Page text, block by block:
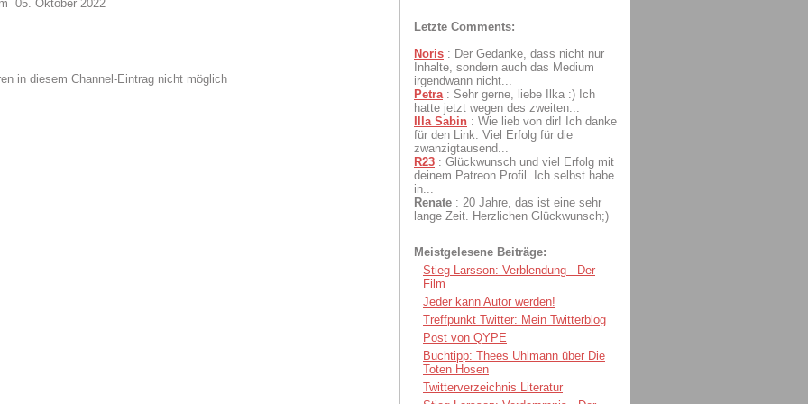
05. Oktober 2022
in diesem Channel-Eintrag nicht möglich
Letzte Comments:
Noris : Der Gedanke, dass nicht nur
Inhalte, sondern auch das Medium
irgendwann nicht...
Petra : Sehr gerne, liebe Ilka :) Ich
hatte jetzt wegen des zweiten...
Illa Sabin : Wie lieb von dir! Ich danke
für den Link. Viel Erfolg für die
zwanzigtausend...
R23 : Glückwunsch und viel Erfolg mit
deinem Patreon Profil. Ich selbst habe
in...
Renate : 20 Jahre, das ist eine sehr
lange Zeit. Herzlichen Glückwunsch;)
Meistgelesene Beiträge:
Stieg Larsson: Verblendung - Der
Film
Jeder kann Autor werden!
Treffpunkt Twitter: Mein Twitterblog
Post von QYPE
Buchtipp: Thees Uhlmann über Die
Toten Hosen
Twitterverzeichnis Literatur